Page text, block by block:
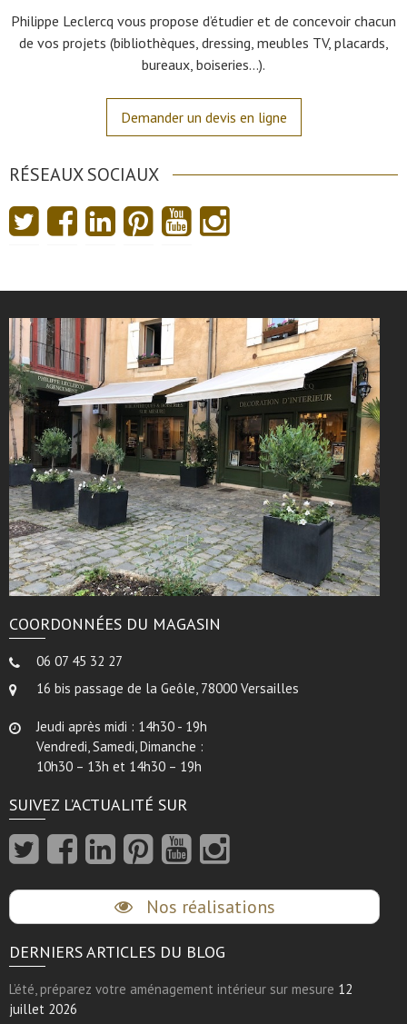
Philippe Leclercq vous propose d’étudier et de concevoir chacun
de vos projets (bibliothèques, dressing, meubles TV, placards,
bureaux, boiseries…).
Demander un devis en ligne
RÉSEAUX SOCIAUX
COORDONNÉES DU MAGASIN
06 07 45 32 27
16 bis passage de la Geôle, 78000 Versailles
Jeudi après midi : 14h30 - 19h
Vendredi, Samedi, Dimanche :
10h30 – 13h et 14h30 – 19h
SUIVEZ L’ACTUALITÉ SUR
Nos réalisations
DERNIERS ARTICLES DU BLOG
L’été, préparez votre aménagement intérieur sur mesure 12
juillet 2026